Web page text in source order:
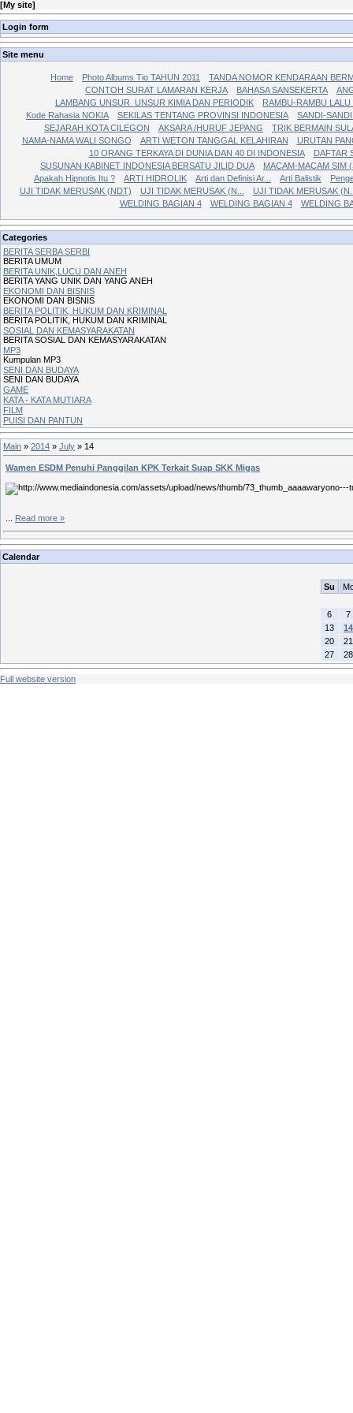
[My site]
Login form
Site menu
Home Photo Albums Tio TAHUN 2011
TANDA NOMOR KENDARAAN
CONTOH SURAT LAMARAN KERJA
BAHASA SANSEKERTA
LAMBANG UNSUR_UNSUR KIMIA DAN PERIODIK
RAMBU-RAMBU LALU
Kode Rahasia NOKIA
SEKILAS TENTANG PROVINSI INDONESIA
SANDI-
SEJARAH KOTA CILEGON
AKSARA /HURUF JEPANG
TRIK BERMAIN
NAMA-NAMA WALI SONGO
ARTI WETON TANGGAL KELAHIRAN
URUTAN
10 ORANG TERKAYA DI DUNIA DAN 40 DI INDONESIA
DAFTAR
SUSUNAN KABINET INDONESIA BERSATU JILID DUA
MACAM-MACAM SIM
Apakah Hipnotis Itu ?
ARTI HIDROLIK Arti dan Definisi Ar... Arti Balistik
UJI TIDAK MERUSAK (NDT)
UJI TIDAK MERUSAK (N...
UJI TIDAK MERUSAK
WELDING BAGIAN 4
WELDING BAGIAN 4 WELDING
Categories
BERITA SERBA SERBI
BERITA UMUM
BERITA UNIK,LUCU DAN ANEH
BERITA YANG UNIK DAN YANG ANEH
EKONOMI DAN BISNIS
EKONOMI DAN BISNIS
BERITA POLITIK, HUKUM DAN KRIMINAL
BERITA POLITIK, HUKUM DAN KRIMINAL
SOSIAL DAN KEMASYARAKATAN
BERITA SOSIAL DAN KEMASYARAKATAN
MP3
Kumpulan MP3
SENI DAN BUDAYA
SENI DAN BUDAYA
GAME
KATA - KATA MUTIARA
FILM
PUISI DAN PANTUN
Main » 2014 » July » 14
Wamen ESDM Penuhi Panggilan KPK Terkait Suap SKK Migas
Read more »
Calendar
Su
6
7
13
14
20
21
27
28
Full website version